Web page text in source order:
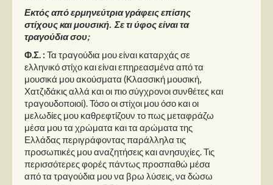
Εκτός από ερμηνεύτρια γράφεις επίσης
στίχους και μουσική. Σε τι ύφος είναι τα
τραγούδια σου;
Φ.Σ. : Τα τραγούδια μου είναι καταρχάς σε
ελληνικό στίχο και είναι επηρεασμένα από τα
μουσικά μου ακούσματα (Κλασσική μουσική,
Χατζιδάκις αλλά και οι πιο σύγχρονοι συνθέτες και
τραγουδοποιοί). Τόσο οι στίχοι μου όσο και οι
μελωδίες μου καθρεφτίζουν το πως μεταφράζω
μέσα μου τα χρώματα και τα αρώματα της
Ελλάδας περιγράφοντας παράλληλα τις
προσωπικές μου αναζητήσεις και ανησυχίες. Τις
περισσότερες φορές πάντως προσπαθώ μέσα
από τα τραγούδια μου να βρω λύσεις, να δώσω